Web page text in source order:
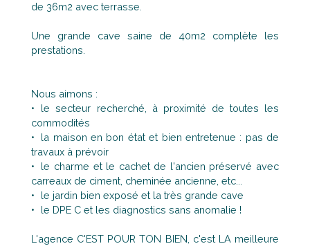
de 36m2 avec terrasse.
Une grande cave saine de 40m2 complète les
prestations.
Nous aimons :
le secteur recherché, à proximité de toutes les
commodités
la maison en bon état et bien entretenue : pas de
travaux à prévoir
le charme et le cachet de l'ancien préservé avec
carreaux de ciment, cheminée ancienne, etc...
le jardin bien exposé et la très grande cave
le DPE C et les diagnostics sans anomalie !
L'agence C'EST POUR TON BIEN, c'est LA meilleure